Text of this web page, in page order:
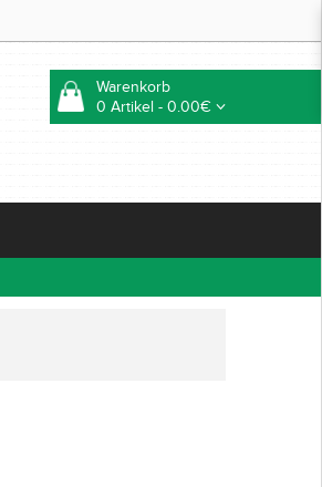
Warenkorb
0 Artikel - 0.00€